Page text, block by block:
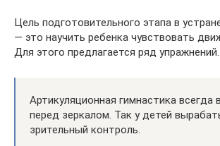
Цель подготовительного этапа в
— это научить ребенка чувствовать
Для этого предлагается ряд упражнений.
Артикуляционная гимнастика всегда
перед зеркалом. Так у детей
зрительный контроль.